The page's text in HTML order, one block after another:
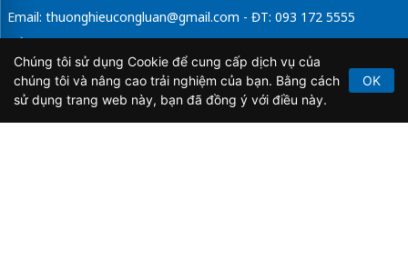
Email: thuonghieucongluan@gmail.com - ĐT: 093 172 5555
Tổng Biên Tập: Vũ Đức Thuận
Giấy phép hoạt động báo chí điện tử số 64/GP-BTTTT do Bộ
Thông tin và Truyền thông cấp ngày 21/2/2020.
Chúng tôi sử dụng Cookie để cung cấp dịch vụ của
chúng tôi và nâng cao trải nghiệm của bạn. Bằng cách
sử dụng trang web này, bạn đã đồng ý với điều này.
OK